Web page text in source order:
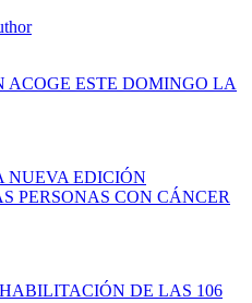
ESTE DOMINGO LA
NUEVA EDICIÓN
PERSONAS CON CÁNCER
DE LAS 106